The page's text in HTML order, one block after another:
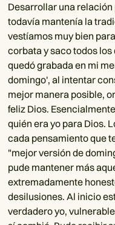
Desarrollar una
todavía mantenía la
vestíamos muy bien
corbata y saco todos los
quedó grabada en mi
domingo', al intentar
mejor manera posible,
feliz Dios.
quién era yo para Dios.
cada pensamiento que
"mejor versión de
pude mantener más
extremadamente
desilusiones. Al inicio
verdadero yo,